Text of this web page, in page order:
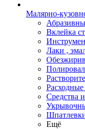
Малярно-
Вклейка
Лаки ,
Средства
Ещё